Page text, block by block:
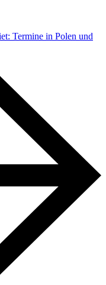
Termine in Polen und